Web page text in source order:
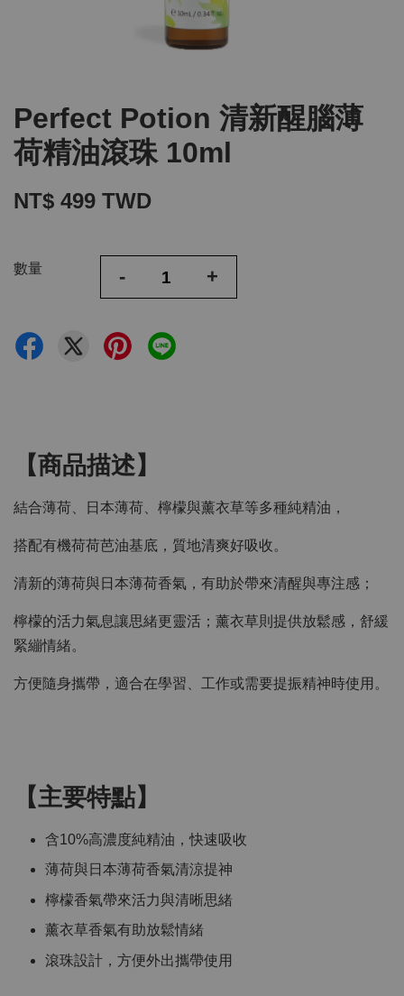
Perfect Potion 清新醒腦薄
荷精油滾珠 10ml
NT$ 499 TWD
數量 - +
【商品描述】
結合薄荷、日本薄荷、檸檬與薰衣草等多種純精油，
搭配有機荷荷芭油基底，質地清爽好吸收。
清新的薄荷與日本薄荷香氣，有助於帶來清醒與專注感；
檸檬的活力氣息讓思緒更靈活；薰衣草則提供放鬆感，舒緩
緊繃情緒。
方便隨身攜帶，適合在學習、工作或需要提振精神時使用。
【主要特點】
含10%高濃度純精油，快速吸收
薄荷與日本薄荷香氣清涼提神
檸檬香氣帶來活力與清晰思緒
薰衣草香氣有助放鬆情緒
滾珠設計，方便外出攜帶使用